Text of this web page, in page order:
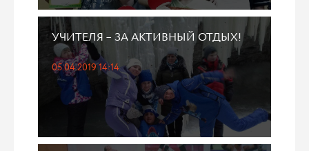
УЧИТЕЛЯ – ЗА АКТИВНЫЙ ОТДЫХ!
05.04.2019 14:14